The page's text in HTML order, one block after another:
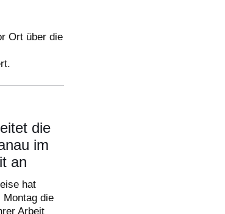
Ort über die
die
im
an
hat
die
Arbeit